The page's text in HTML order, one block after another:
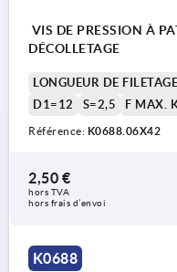
VIS DE PRESSION À
DÉCOLLETAGE
LONGUEUR DE
D1=12
S=2,5 F MAX.
Référence: K0688.06X42
2,50 €
hors TVA
hors frais d’envoi
K0688